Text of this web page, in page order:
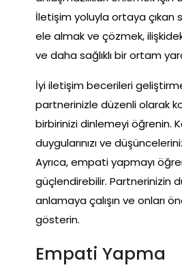
İletişim yoluyla ortaya çıkan
ele almak ve çözmek,
ve daha sağlıklı bir ortam
İyi iletişim becerileri
partnerinizle düzenli olarak
birbirinizi dinlemeyi öğrenin.
duygularınızı ve
Ayrıca, empati yapmayı
güçlendirebilir. Partnerinizin
anlamaya çalışın ve onları
gösterin.
Empati Yapma